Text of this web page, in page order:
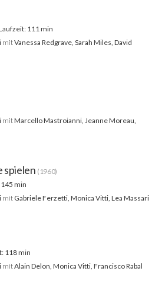
111 min
mitVanessa Redgrave, Sarah Miles, David
mitMarcello Mastroianni, Jeanne Moreau,
spielen (1960)
min
mit Gabriele Ferzetti, Monica Vitti, Lea Massari
118 min
mitAlain Delon, Monica Vitti, Francisco Rabal